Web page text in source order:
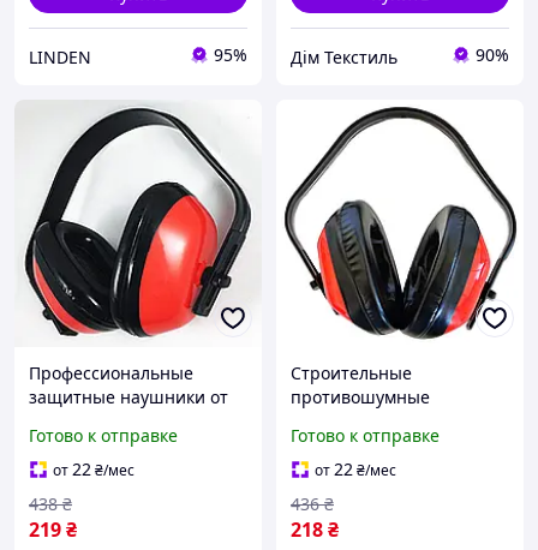
LINDEN 95% Дім Текстиль 90%
Профессиональные
защитные наушники от
инструментом завода и
мастерской с мягким
комфортным оголовьем
Готово к отправке
от22₴/мес
219₴
438 ₴
Строительные
противошумные
эффективной защиты от
звуков болгарки
перфоратора и
промышленного
оборудования
Готово к отправке
от22₴/мес
218₴
436 ₴